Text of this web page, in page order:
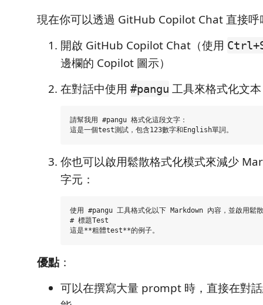
現在你可以透過 GitHub Copilot Chat 直接呼
開啟 GitHub Copilot Chat（使用
邊欄的 Copilot 圖示）
在對話中使用 #pangu 工具來格式化文
請幫我用 #pangu 格式化這段文字：
你也可以啟用鬆散格式化模式來減少
字元：
使用 #pangu 工具格式化以下 Markdown 內容，並啟用鬆
# 標題Test
優點：
可以在撰寫大量 prompt 時，直接在對